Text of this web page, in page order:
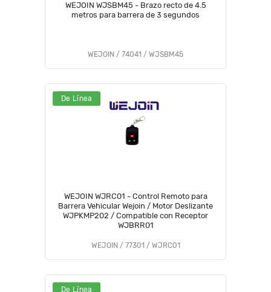
WEJOIN WJSBM45 - Brazo recto de 4.5
metros para barrera de 3 segundos
WEJOIN / 74041 / WJSBM45
De Línea
WEJOIN WJRC01 - Control Remoto para
Barrera Vehicular Wejoin / Motor Deslizante
WJPKMP202 / Compatible con Receptor
WJBRR01
WEJOIN / 77301 / WJRC01
De Línea